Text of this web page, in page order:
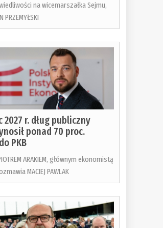
na wicemarszałka Sejmu,
2027 r. dług publiczny
ponad 70 proc.
PKB
ARAKIEM, głównym ekonomistą
MACIEJ PAWLAK